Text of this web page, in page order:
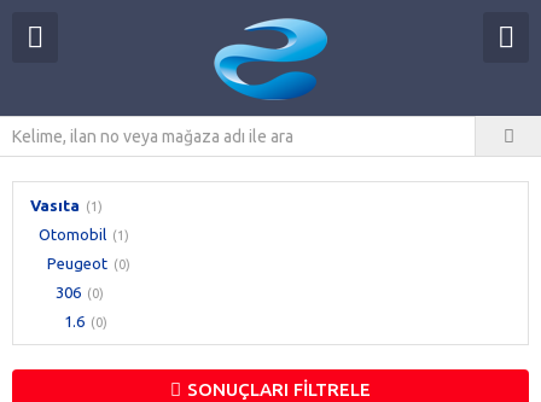
Vasıta (1)
Otomobil (1)
Peugeot (0)
306 (0)
1.6 (0)
SONUÇLARI FİLTRELE